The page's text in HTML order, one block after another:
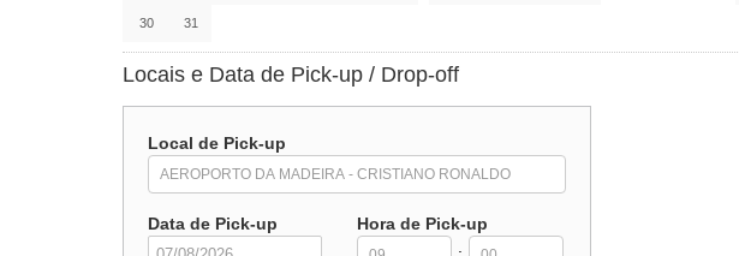
30 31
Locais e Data de Pick-up / Drop-off
Local de Pick-up
Data de Pick-up
Hora de Pick-up